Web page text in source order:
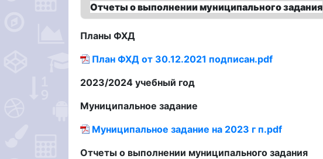
Отчеты о выполнении муниципального задания
Планы ФХД
План ФХД от 30.12.2021 подписан.pdf
2023/2024 учебный год
Муниципальное задание
Муниципальное задание на 2023 г п.pdf
Отчеты о выполнении муниципального задания